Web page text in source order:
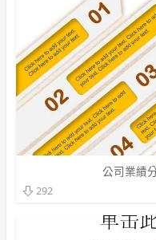
公司業績
292